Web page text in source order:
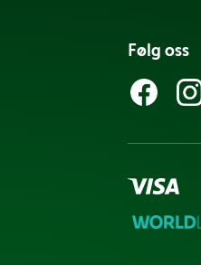
Følg oss